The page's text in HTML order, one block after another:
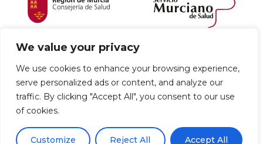
We value your privacy
We use cookies to enhance your browsing experience,
serve personalized ads or content, and analyze our
traffic. By clicking "Accept All", you consent to our use
of cookies.
Customize Reject All Accept All
Política de envío y devoluciones
Política de privacidad Uso de cookies